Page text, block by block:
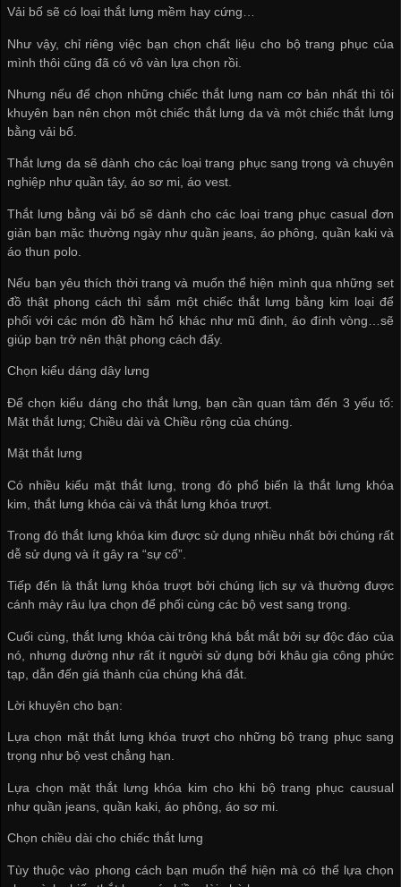
Vải bố sẽ có loại thắt lưng mềm hay cứng…
Như vậy, chỉ riêng việc bạn chọn chất liệu cho bộ trang phục của
mình thôi cũng đã có vô vàn lựa chọn rồi.
Nhưng nếu để chọn những chiếc thắt lưng nam cơ bản nhất thì tôi
khuyên bạn nên chọn một chiếc thắt lưng da và một chiếc thắt lưng
bằng vải bố.
Thắt lưng da sẽ dành cho các loại trang phục sang trọng và chuyên
nghiệp như quần tây, áo sơ mi, áo vest.
Thắt lưng bằng vải bố sẽ dành cho các loại trang phục casual đơn
giản bạn mặc thường ngày như quần jeans, áo phông, quần kaki và
áo thun polo.
Nếu bạn yêu thích thời trang và muốn thể hiện mình qua những set
đồ thật phong cách thì sắm một chiếc thắt lưng bằng kim loại để
phối với các món đồ hầm hố khác như mũ đinh, áo đính vòng…sẽ
giúp bạn trở nên thật phong cách đấy.
Chọn kiểu dáng dây lưng
Để chọn kiểu dáng cho thắt lưng, bạn cần quan tâm đến 3 yếu tố:
Mặt thắt lưng; Chiều dài và Chiều rộng của chúng.
Mặt thắt lưng
Có nhiều kiểu mặt thắt lưng, trong đó phổ biến là thắt lưng khóa
kim, thắt lưng khóa cài và thắt lưng khóa trượt.
Trong đó thắt lưng khóa kim được sử dụng nhiều nhất bởi chúng rất
dễ sử dụng và ít gây ra “sự cố”.
Tiếp đến là thắt lưng khóa trượt bởi chúng lịch sự và thường được
cánh mày râu lựa chọn để phối cùng các bộ vest sang trọng.
Cuối cùng, thắt lưng khóa cài trông khá bắt mắt bởi sự độc đáo của
nó, nhưng dường như rất ít người sử dụng bởi khâu gia công phức
tạp, dẫn đến giá thành của chúng khá đắt.
Lời khuyên cho bạn:
Lựa chọn mặt thắt lưng khóa trượt cho những bộ trang phục sang
trọng như bộ vest chẳng hạn.
Lựa chọn mặt thắt lưng khóa kim cho khi bộ trang phục causual
như quần jeans, quần kaki, áo phông, áo sơ mi.
Chọn chiều dài cho chiếc thắt lưng
Tùy thuộc vào phong cách bạn muốn thể hiện mà có thể lựa chọn